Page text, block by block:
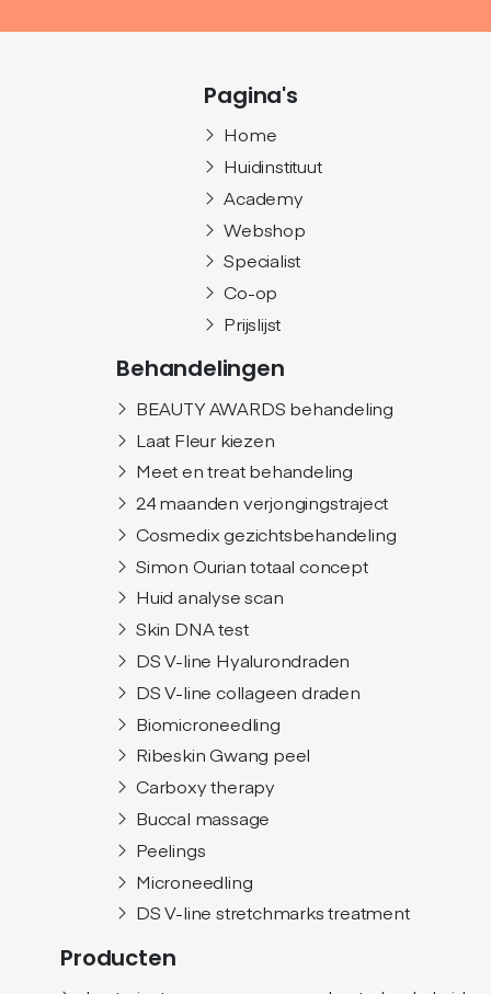
Pagina's
Home
Huidinstituut
Academy
Webshop
Specialist
Co-op
Prijslijst
Behandelingen
BEAUTY AWARDS behandeling
Laat Fleur kiezen
Meet en treat behandeling
24 maanden verjongingstraject
Cosmedix gezichtsbehandeling
Simon Ourian totaal concept
Huid analyse scan
Skin DNA test
DS V-line Hyalurondraden
DS V-line collageen draden
Biomicroneedling
Ribeskin Gwang peel
Carboxy therapy
Buccal massage
Peelings
Microneedling
DS V-line stretchmarks treatment
Producten